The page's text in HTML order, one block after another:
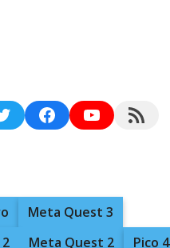
FacebookYouTubeRSS Feed
Meta Quest 3
Meta Quest 2
Pico 4